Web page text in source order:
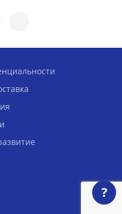
?